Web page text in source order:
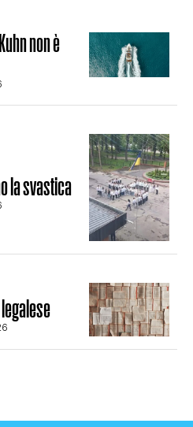
non è
la svastica
legalese